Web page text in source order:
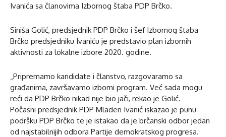
Ivanića sa članovima Izbornog štaba PDP Brčko.
Siniša Golić, predsjednik PDP Brčko i šef Izbornog štaba
Brčko predsjedniku Ivaniću je predstavio plan izbornih
aktivnosti za lokalne izbore 2020. godine.
„Pripremamo kandidate i članstvo, razgovaramo sa
građanima, završavamo izborni program. Već sada mogu
reći da PDP Brčko nikad nije bio jači, rekao je Golić.
Počasni predsjednik PDP Mladen Ivanić iskazao je punu
podršku PDP Brčko te je istakao da je brčanski odbor jedan
od najstabilnijih odbora Partije demokratskog progresa.